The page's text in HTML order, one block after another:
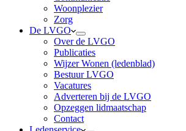
Woonplezier
Zorg
De LVGO
Over de LVGO
Publicaties
Wijzer Wonen (ledenblad)
Bestuur LVGO
Vacatures
Adverteren bij de LVGO
Opzeggen lidmaatschap
Contact